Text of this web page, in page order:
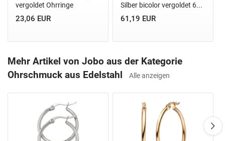
vergoldet Ohrringe
23,06 EUR
Silber bicolor vergoldet 6...
61,19 EUR
Mehr Artikel von Jobo aus der Kategorie
Ohrschmuck aus Edelstahl
Alle anzeigen